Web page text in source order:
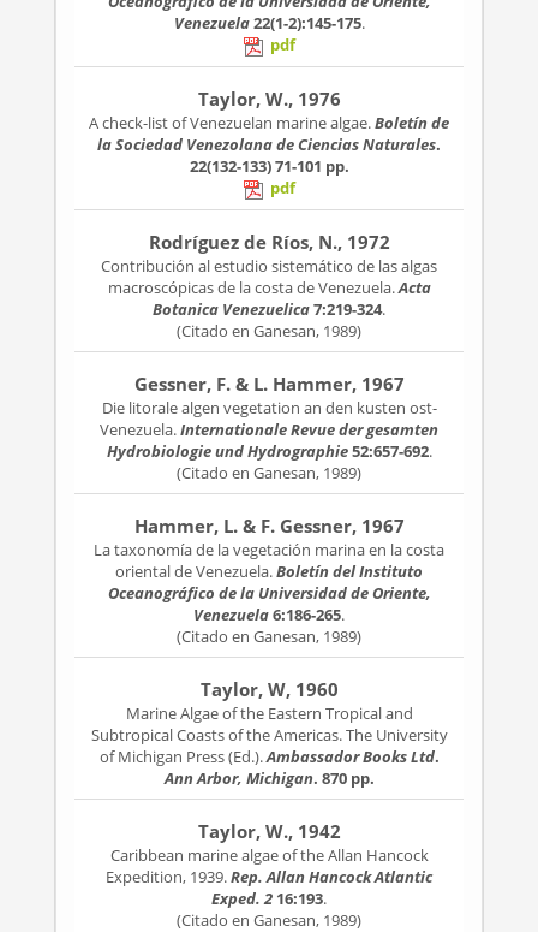
Venezuela22(1-2):145-175.
pdf
Taylor, W., 1976
A check-list of Venezuelan marine algae.Boletín de
la Sociedad Venezolana de Ciencias Naturales.
22(132-133)71-101 pp.
pdf
Rodríguez de Ríos, N., 1972
Contribución al estudio sistemático de las algas
macroscópicas de la costa de Venezuela.Acta
Botanica Venezuelica7:219-324.
(Citado en Ganesan, 1989)
Gessner, F. & L. Hammer, 1967
Die litorale algen vegetation an den kusten ost-
Venezuela.Internationale Revue der gesamten
Hydrobiologie und Hydrographie52:657-692.
(Citado en Ganesan, 1989)
Hammer, L. & F. Gessner, 1967
La taxonomía de la vegetación marina en la costa
oriental de Venezuela.Boletín del Instituto
Oceanográfico de la Universidad de Oriente,
Venezuela6:186-265.
(Citado en Ganesan, 1989)
Taylor, W, 1960
Marine Algae of the Eastern Tropical and
Subtropical Coasts of the Americas. The University
of Michigan Press (Ed.).Ambassador Books Ltd.
Ann Arbor, Michigan. 870 pp.
Taylor, W., 1942
Caribbean marine algae of the Allan Hancock
Expedition, 1939.Rep. Allan Hancock Atlantic
Exped. 2 16:193.
(Citado en Ganesan, 1989)